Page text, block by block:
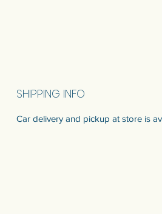
SHIPPING INFO
Car delivery and pickup at store is